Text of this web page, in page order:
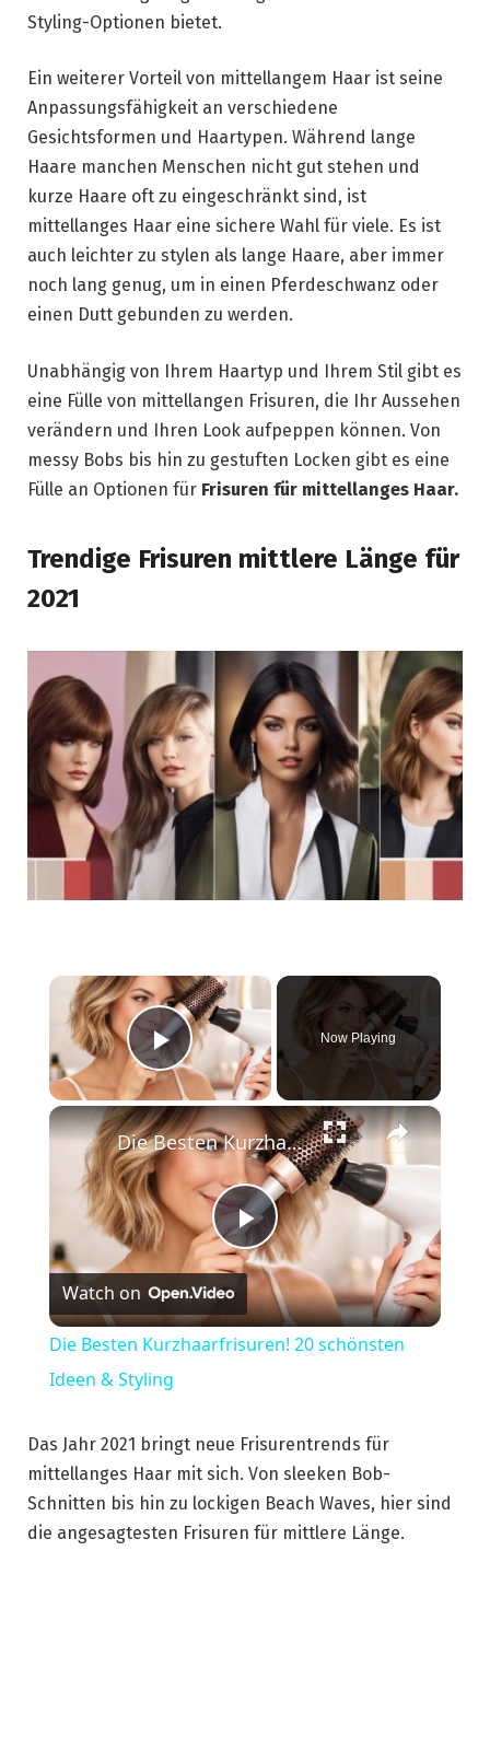
Styling-Optionen bietet.
Ein weiterer Vorteil von mittellangem Haar ist seine
Anpassungsfähigkeit an verschiedene
Gesichtsformen und Haartypen. Während lange
Haare manchen Menschen nicht gut stehen und
kurze Haare oft zu eingeschränkt sind, ist
mittellanges Haar eine sichere Wahl für viele. Es ist
auch leichter zu stylen als lange Haare, aber immer
noch lang genug, um in einen Pferdeschwanz oder
einen Dutt gebunden zu werden.
Unabhängig von Ihrem Haartyp und Ihrem Stil gibt es
eine Fülle von mittellangen Frisuren, die Ihr Aussehen
verändern und Ihren Look aufpeppen können. Von
messy Bobs bis hin zu gestuften Locken gibt es eine
Fülle an Optionen für Frisuren für mittellanges Haar.
Trendige Frisuren mittlere Länge für
2021
×
Play Video
Now Playing
×
Play
Video
Die Besten Kurzhaarfrisuren! 20 schönsten Ideen & Styling
Watch on
Die Besten Kurzhaarfrisuren! 20 schönsten
Ideen & Styling
Das Jahr 2021 bringt neue Frisurentrends für
mittellanges Haar mit sich. Von sleeken Bob-
Schnitten bis hin zu lockigen Beach Waves, hier sind
die angesagtesten Frisuren für mittlere Länge.